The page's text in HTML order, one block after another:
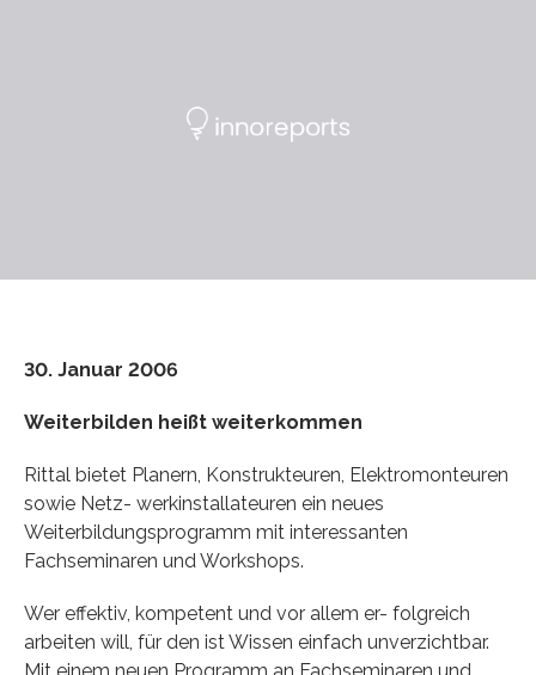
30. Januar 2006
Weiterbilden heißt weiterkommen
Rittal bietet Planern, Konstrukteuren, Elektromonteuren
sowie Netz- werkinstallateuren ein neues
Weiterbildungsprogramm mit interessanten
Fachseminaren und Workshops.
Wer effektiv, kompetent und vor allem er- folgreich
arbeiten will, für den ist Wissen einfach unverzichtbar.
Mit einem neuen Programm an Fachseminaren und